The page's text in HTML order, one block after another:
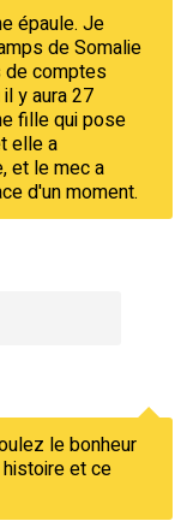
épaule. Je
de Somalie
de comptes
y aura 27
fille qui pose
elle a
et le mec a
d'un moment.
le bonheur
et ce